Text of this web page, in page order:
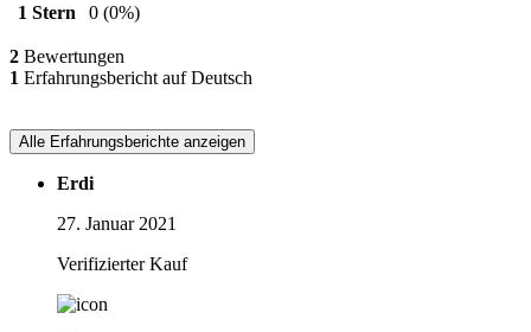
1 Stern
0 (0%)
2 Bewertungen
1 Erfahrungsbericht auf Deutsch
Alle Erfahrungsberichte anzeigen
Erdi
27. Januar 2021
Verifizierter Kauf